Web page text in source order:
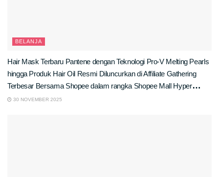
BELANJA
Hair Mask Terbaru Pantene dengan Teknologi Pro-V Melting Pearls
hingga Produk Hair Oil Resmi Diluncurkan di Affiliate Gathering
Terbesar Bersama Shopee dalam rangka Shopee Mall Hyper
Brand Day!
30 NOVEMBER 2025